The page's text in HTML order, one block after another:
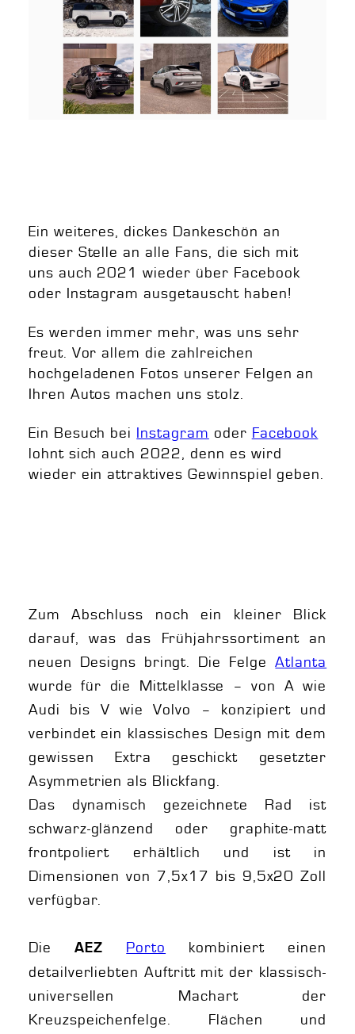
Ein weiteres, dickes Dankeschön an
dieser Stelle an alle Fans, die sich mit
uns auch 2021 wieder über Facebook
oder Instagram ausgetauscht haben!
Es werden immer mehr, was uns sehr
freut. Vor allem die zahlreichen
hochgeladenen Fotos unserer Felgen an
Ihren Autos machen uns stolz.
Ein Besuch bei Instagram oder Facebook
lohnt sich auch 2022, denn es wird
wieder ein attraktives Gewinnspiel geben.
Zum Abschluss noch ein kleiner Blick
darauf, was das Frühjahrssortiment an
neuen Designs bringt. Die FelgeAtlanta
wurde für die Mittelklasse – von A wie
Audi bis V wie Volvo – konzipiert und
verbindet ein klassisches Design mit dem
gewissen Extra geschickt gesetzter
Asymmetrien als Blickfang.
Das dynamisch gezeichnete Rad ist
schwarz-glänzend oder graphite-matt
frontpoliert erhältlich und ist in
Dimensionen von 7,5x17 bis 9,5x20 Zoll
verfügbar.
DieAEZ Porto kombiniert einen
detailverliebten Auftritt mit der klassisch-
universellen Machart der
Kreuzspeichenfelge. Flächen und